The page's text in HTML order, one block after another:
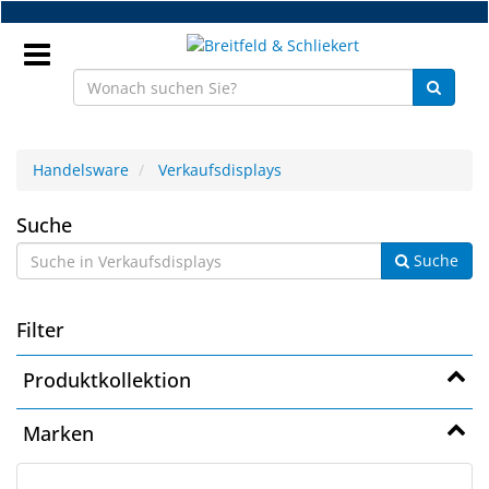
Zum
Hauptinhalt
springen
NEU
Brillenteile
Werkstatt
Handelsware
Sport
Handelsware Verkaufsdisplays
Verkaufsdisplays
Suche
Suche
Filter
Produktkollektion
Marken